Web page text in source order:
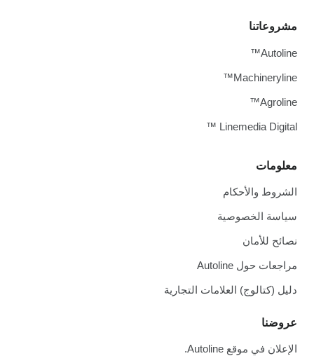
معلومات
الشروط والأحكام
سياسة الخصوصية
نصائح للأمان
مراجعات حول Autoline
دليل (كتالوج) العلامات التجارية
عروضنا
الإعلان في موقع Autoline.
مشروعاتنا
Autoline™
Machineryline™
Agroline™
Linemedia Digital ™